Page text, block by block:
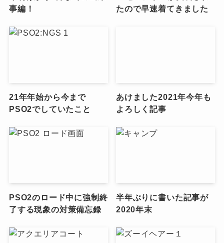
事編！
たので早速着てきました
21年年始から今まで
PSO2でしていたこと
あけました2021年今年も
よろしく記事
PSO2のロード中に強制終
了する現象の対策備忘録
半年ぶりに書いた記事が
2020年末